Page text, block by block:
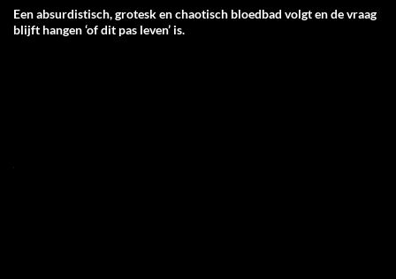
Een absurdistisch, grotesk en chaotisch bloedbad volgt en de vraag
blijft hangen ‘of dit pas leven’ is.